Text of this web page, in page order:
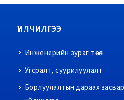
ҮЙЛЧИЛГЭЭ
Инженерийн зураг төсөл
Угсралт, суурилуулалт
Борлуулалтын дараах засвар